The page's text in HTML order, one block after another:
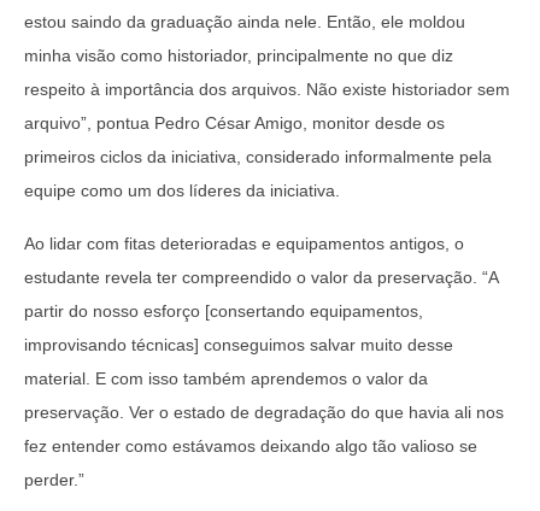
estou saindo da graduação ainda nele. Então, ele moldou
minha visão como historiador, principalmente no que diz
respeito à importância dos arquivos. Não existe historiador sem
arquivo”, pontua Pedro César Amigo, monitor desde os
primeiros ciclos da iniciativa, considerado informalmente pela
equipe como um dos líderes da iniciativa.
Ao lidar com fitas deterioradas e equipamentos antigos, o
estudante revela ter compreendido o valor da preservação. “A
partir do nosso esforço [consertando equipamentos,
improvisando técnicas] conseguimos salvar muito desse
material. E com isso também aprendemos o valor da
preservação. Ver o estado de degradação do que havia ali nos
fez entender como estávamos deixando algo tão valioso se
perder.”